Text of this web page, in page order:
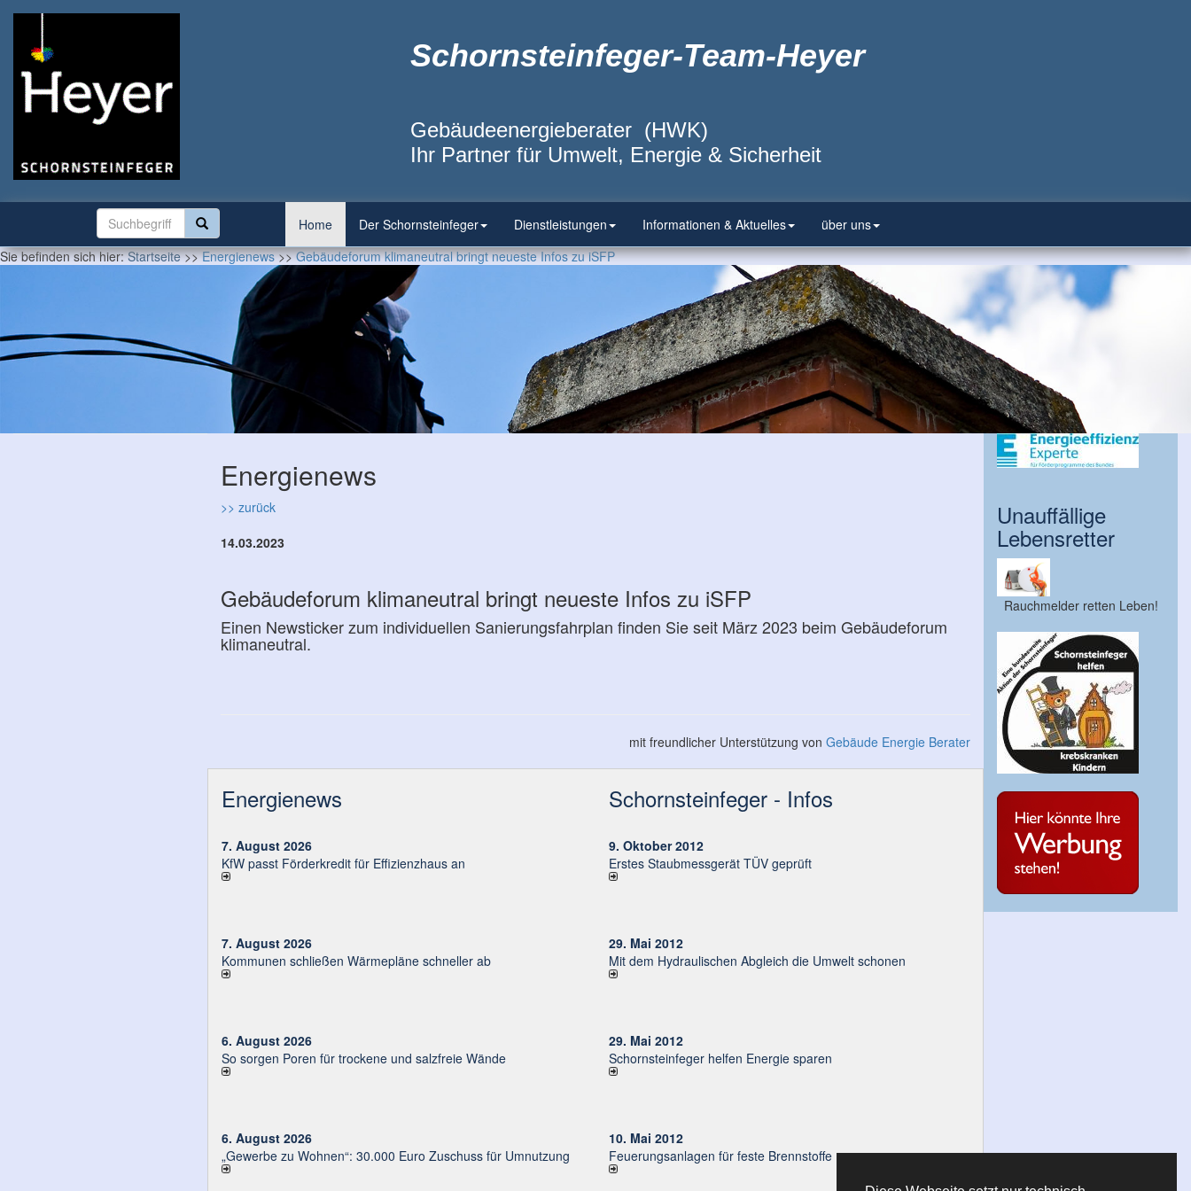
Schornsteinfeger-Team-Heyer
Gebäudeenergieberater (HWK)
Ihr Partner für Umwelt, Energie & Sicherheit
Home Der Schornsteinfeger Dienstleistungen Informationen & Aktuelles
über uns
Sie befinden sich hier:Startseite>>Energienews>>Gebäudeforum klimaneutral bringt neueste Infos zu iSFP
Energienews
>> zurück
14.03.2023
Gebäudeforum klimaneutral bringt neueste Infos zu iSFP
Einen Newsticker zum individuellen Sanierungsfahrplan finden Sie seit März 2023 beim Gebäudeforum
klimaneutral.
mit freundlicher Unterstützung von Gebäude Energie Berater
Energienews
7. August 2026
KfW passt Förderkredit für Effizienzhaus an
7. August 2026
Kommunen schließen Wärmepläne schneller ab
6. August 2026
So sorgen Poren für trockene und salzfreie Wände
6. August 2026
„Gewerbe zu Wohnen“: 30.000 Euro Zu­schuss für Um­nut­zung
Schornsteinfeger - Infos
9. Oktober 2012
Erstes Staubmessgerät TÜV geprüft
29. Mai 2012
Mit dem Hydraulischen Abgleich die Umwelt schonen
29. Mai 2012
Schornsteinfeger helfen Energie sparen
10. Mai 2012
Feuerungsanlagen für feste Brennstoffe
Unauffällige
Lebensretter
Rauchmelder retten Leben!